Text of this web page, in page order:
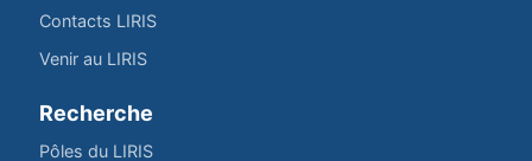
Contacts LIRIS
Venir au LIRIS
Recherche
Pôles du LIRIS